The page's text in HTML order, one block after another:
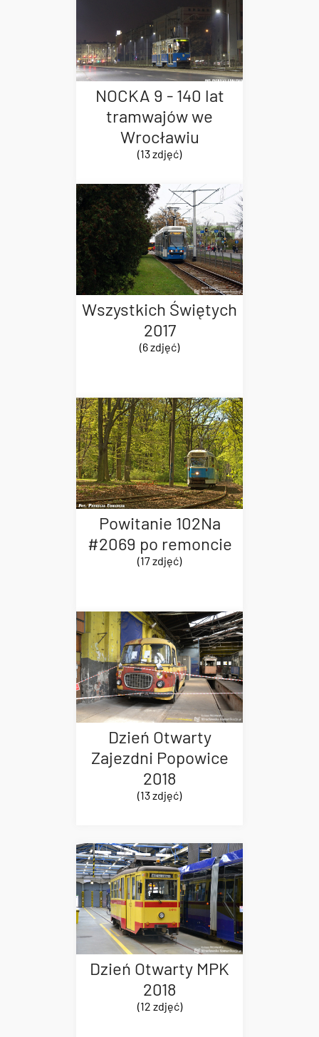
NOCKA 9 - 140 lat
tramwajów we
Wrocławiu
(13 zdjęć)
Wszystkich Świętych
2017
(6 zdjęć)
Powitanie 102Na
#2069 po remoncie
(17 zdjęć)
Dzień Otwarty
Zajezdni Popowice
2018
(13 zdjęć)
Dzień Otwarty MPK
2018
(12 zdjęć)